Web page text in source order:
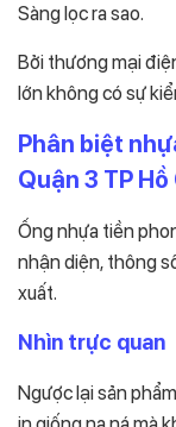
Sàng lọc ra sao.
Bởi thương mại
lớn không có sự
Phân biệt
Quận 3 TP Hồ
Ống nhựa tiền
nhận diện, thông
xuất.
Nhìn trực quan
Ngược lại sản